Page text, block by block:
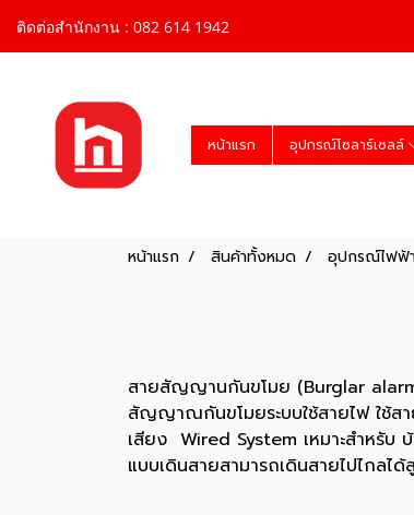
ติดต่อสำนักงาน : 082 614 1942
หน้าแรก อุปกรณ์โซลาร์เซลล์
หน้าแรก สินค้าทั้งหมด อุปกรณ์ไฟฟ้า
สายสัญญานกันขโมย (Burglar
สัญญาณกันขโมยระบบใช้สายไฟ ใช้
เสียง Wired System เหมาะสำหรั
แบบเดินสายสามารถเดินสายไปไกลไ